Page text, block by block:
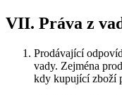
VII. Práva z
Prodávající
vady. Zejména
kdy kupující zboží